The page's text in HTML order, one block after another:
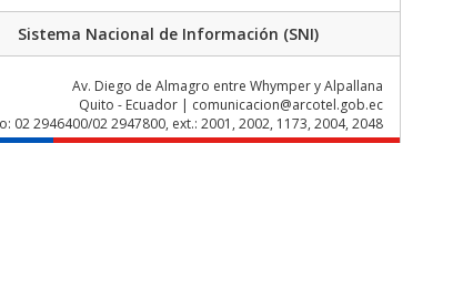
Sistema Nacional de Información (SNI)
Av. Diego de Almagro entre Whymper y Alpallana
Quito - Ecuador | comunicacion@arcotel.gob.ec
02 2946400/02 2947800, ext.: 2001, 2002, 1173, 2004, 2048